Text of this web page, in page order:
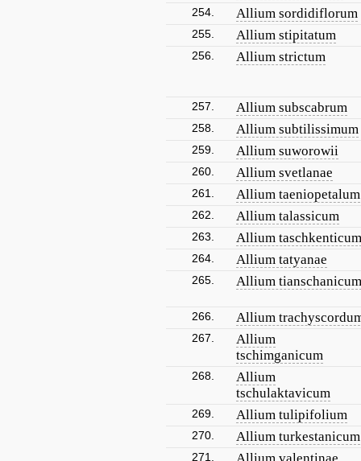
254. Allium sordidiflorum
255. Allium stipitatum
256. Allium strictum
257. Allium subscabrum
258. Allium subtilissimum
259. Allium suworowii
260. Allium svetlanae
261. Allium taeniopetalum
262. Allium talassicum
263. Allium taschkenticum
264. Allium tatyanae
265. Allium tianschanicum
266. Allium
267.
Allium
tschimganicum
268.
Allium
tschulaktavicum
269. Allium tulipifolium
270. Allium turkestanicum
271.